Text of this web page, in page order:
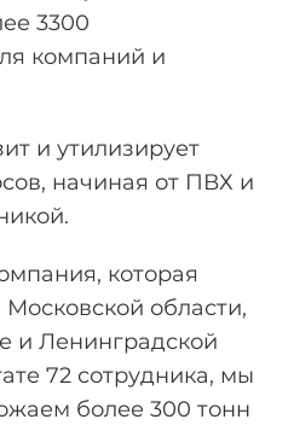
3300
компаний и
и утилизирует
начиная от ПВХ и
которая
области,
и Ленинградской
72 сотрудника, мы
более 300 тонн